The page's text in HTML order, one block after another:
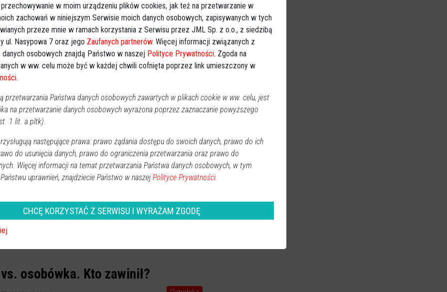
Bony - kosztowna lekcja dla
Ostrołęka
2025-02-04 10:03
W poniedziałek na rondzie Królowej Bony w Ostrołęce
79-letni kierowca toyoty oraz 32-letnia mieszkanka
powiatu ostrołęckiego prowadząca opla.
osobówka. Kto zawinił?
w moim urządzeniu plików cookies, jak też na przetwarzanie w
zachowań w niniejszym Serwisie moich danych osobowych, zapisywanych w tych
przeze mnie w ramach korzystania z Serwisu przez JML Sp. z o.o., z siedzibą
ul. Nasypowa 7 oraz jego Zaufanych partnerów. Więcej informacji związanych z
osobowych znajdą Państwo w naszej Polityce Prywatności. Zgoda na
w ww. celu może być w każdej chwili cofnięta poprzez link umieszczony w
.
przetwarzania Państwa danych osobowych zawartych w plikach cookie w ww. celu, jest
na przetwarzanie danych osobowych wyrażona poprzez zaznaczanie powyższego
1 lit. a pltk).
następujące prawa: prawo żądania dostępu do swoich danych, prawo do ich
do usunięcia danych, prawo do ograniczenia przetwarzania oraz prawo do
Więcej informacji na temat przetwarzania Państwa danych osobowych, w tym
uprawnień, znajdziecie Państwo w naszej Polityce Prywatności.
CHCĘ KORZYSTAĆ Z SERWISU I WYRAŻAM ZGODĘ